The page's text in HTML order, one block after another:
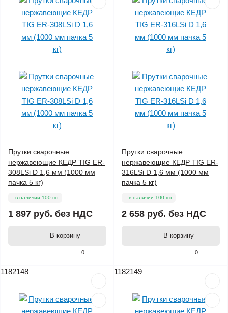
0
Прутки сварочные
нержавеющие КЕДР TIG ER-
308LSi D 1,6 мм (1000 мм
пачка 5 кг)
в наличии 100 шт.
1 897 руб. без НДС
В корзину
0
Прутки сварочные
нержавеющие КЕДР TIG ER-
316LSi D 1,6 мм (1000 мм
пачка 5 кг)
в наличии 100 шт.
2 658 руб. без НДС
В корзину
1182148 1182149